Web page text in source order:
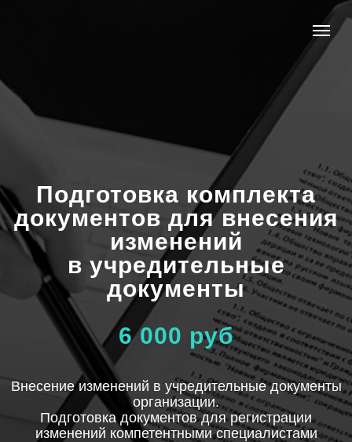
Подготовка комплекта
документов для внесения
изменений
в учредительные
документы
6 000 руб
Внесение изменений в учредительные документы
организации.
Подготовка документов для регистрации
изменений компетентными специалистами